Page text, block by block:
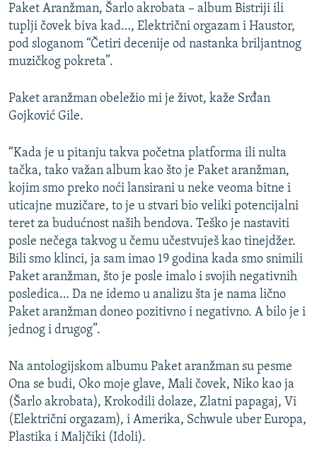
Paket Aranžman, Šarlo akrobata – album Bistriji ili
tuplji čovek biva kad…, Električni orgazam i Haustor,
pod sloganom “Četiri decenije od nastanka briljantnog
muzičkog pokreta”.
Paket aranžman obeležio mi je život, kaže Srđan
Gojković Gile.
“Kada je u pitanju takva početna platforma ili nulta
tačka, tako važan album kao što je Paket aranžman,
kojim smo preko noći lansirani u neke veoma bitne i
uticajne muzičare, to je u stvari bio veliki potencijalni
teret za budućnost naših bendova. Teško je nastaviti
posle nečega takvog u čemu učestvuješ kao tinejdžer.
Bili smo klinci, ja sam imao 19 godina kada smo snimili
Paket aranžman, što je posle imalo i svojih negativnih
posledica… Da ne idemo u analizu šta je nama lično
Paket aranžman doneo pozitivno i negativno. A bilo je i
jednog i drugog”.
Na antologijskom albumu Paket aranžman su pesme
Ona se budi, Oko moje glave, Mali čovek, Niko kao ja
(Šarlo akrobata), Krokodili dolaze, Zlatni papagaj, Vi
(Električni orgazam), i Amerika, Schwule uber Europa,
Plastika i Maljčiki (Idoli).